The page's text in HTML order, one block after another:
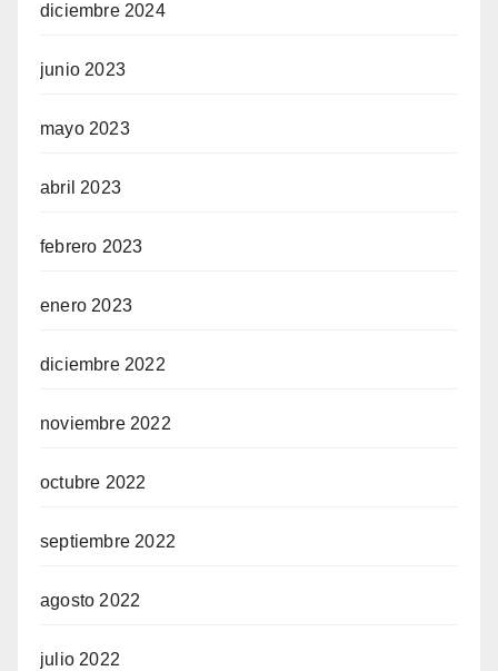
diciembre 2024
junio 2023
mayo 2023
abril 2023
febrero 2023
enero 2023
diciembre 2022
noviembre 2022
octubre 2022
septiembre 2022
agosto 2022
julio 2022